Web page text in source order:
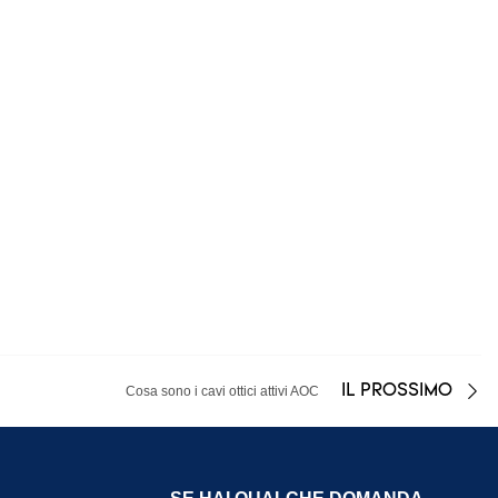
Cosa sono i cavi ottici attivi AOC IL PROSSIMO